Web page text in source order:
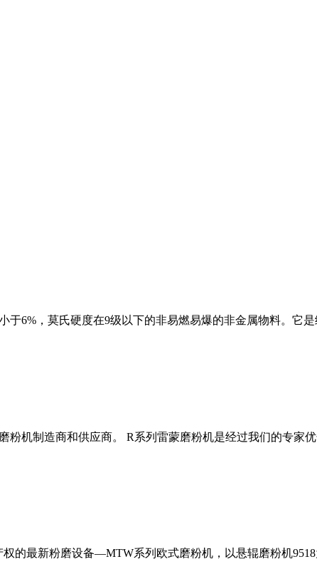
6%，莫氏硬度在9级以下的非易燃易爆的非金属物料。它
机制造商和供应商。 R系列雷蒙磨粉机是经过我们的专家
的最新粉磨设备—MTW系列欧式磨粉机，以悬辊磨粉机